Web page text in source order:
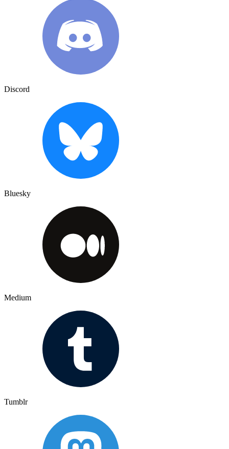
Discord
Bluesky
Medium
Tumblr